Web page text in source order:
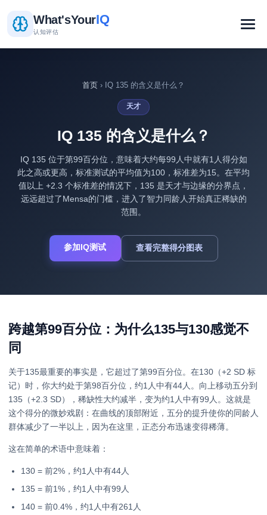
What'sYourIQ
认知评估
首页 › IQ 135 的含义是什么？
天才
IQ 135 的含义是什么？
IQ 135 位于第99百分位，意味着大约每99人中就有1人得分如
此之高或更高，标准测试的平均值为100，标准差为15。在平均
值以上 +2.3 个标准差的情况下，135 是天才与边缘的分界点，
远远超过了Mensa的门槛，进入了智力同龄人开始真正稀缺的
范围。
参加IQ测试 查看完整得分图表
跨越第99百分位：为什么135与130感觉不
同
关于135最重要的事实是，它超过了第99百分位。在130（+2 SD 标
记）时，你大约处于第98百分位，约1人中有44人。向上移动五分到
135（+2.3 SD），稀缺性大约减半，变为约1人中有99人。这就是
这个得分的微妙戏剧：在曲线的顶部附近，五分的提升使你的同龄人
群体减少了一半以上，因为在这里，正态分布迅速变得稀薄。
这在简单的术语中意味着：
130 = 前2%，约1人中有44人
135 = 前1%，约1人中有99人
140 = 前0.4%，约1人中有261人